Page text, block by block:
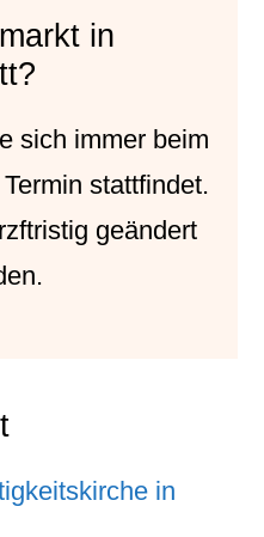
in
sich immer beim
stattfindet.
geändert
in